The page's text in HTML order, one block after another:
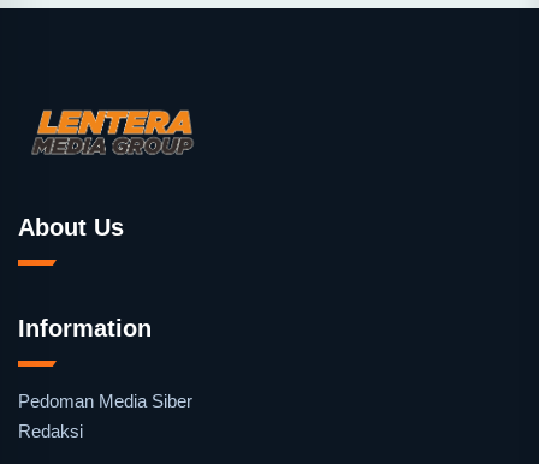
About Us
Information
Pedoman Media Siber
Redaksi